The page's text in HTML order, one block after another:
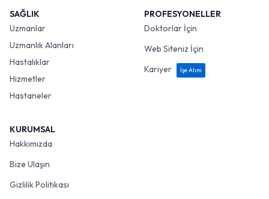
SAĞLIK
Uzmanlar
Uzmanlık Alanları
Hastalıklar
Hizmetler
Hastaneler
PROFESYONELLER
Doktorlar İçin
Web Siteniz İçin
Kariyer
İşe Alım
KURUMSAL
Hakkımızda
Bize Ulaşın
Gizlilik Politikası